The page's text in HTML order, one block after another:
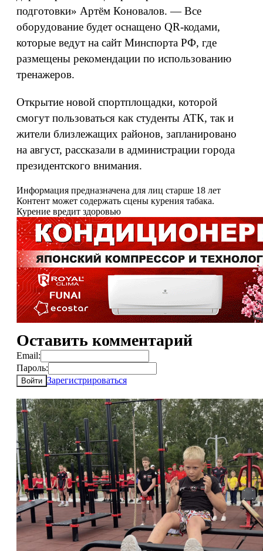
подготовки» Артём Коновалов. — Все
оборудование будет оснащено QR-кодами,
которые ведут на сайт Минспорта РФ, где
размещены рекомендации по использованию
тренажеров.
Открытие новой спортплощадки, которой
смогут пользоваться как студенты АТК, так и
жители близлежащих районов, запланировано
на август, рассказали в администрации города
президентского внимания.
Информация предназначена для лиц старше 18 лет
Контент может содержать сцены курения табака.
Курение вредит здоровью
Оставить комментарий
Email:
Пароль:
Войти Зарегистрироваться